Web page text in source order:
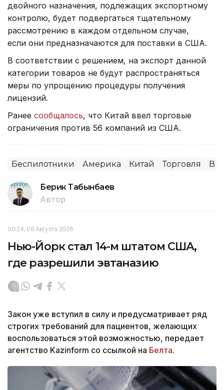
двойного назначения, подлежащих экспортному
контролю, будет подвергаться тщательному
рассмотрению в каждом отдельном случае,
если они предназначаются для поставки в США.
В соответствии с решением, на экспорт данной
категории товаров не будут распространяться
меры по упрощению процедуры получения
лицензий.
Ранее сообщалось, что Китай ввел торговые
ограничения против 56 компаний из США.
Беспилотники Америка Китай Торговля В
Берик Табынбаев
Автор
00:24, 06 Августа 2026
Нью-Йорк стал 14-м штатом США,
где разрешили эвтаназию
Закон уже вступил в силу и предусматривает ряд
строгих требований для пациентов, желающих
воспользоваться этой возможностью, передает
агентство Kazinform со ссылкой на Белта.